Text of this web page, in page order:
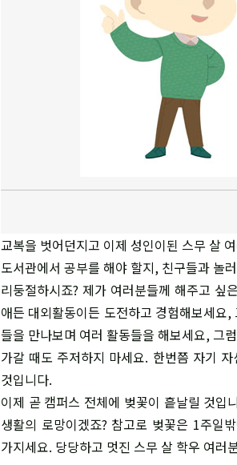
교복을 벗어던지고 이제 성인이된 스무 살
도서관에서 공부를 해야 할지, 친구들과 놀
리둥절하시죠? 제가 여러분들께 해주고 싶
애든 대외활동이든 도전하고 경험해보세
들을 만나보며 여러 활동들을 해보세요, 그
가갈 때도 주저하지 마세요. 한번쯤 자기
것입니다.
이제 곧 캠퍼스 전체에 벚꽃이 흩날릴 것입
생활의 로망이겠죠? 참고로 벚꽃은 1주일
가지세요. 당당하고 멋진 스무 살 학우 여러